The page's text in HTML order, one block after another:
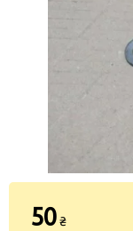
50₴